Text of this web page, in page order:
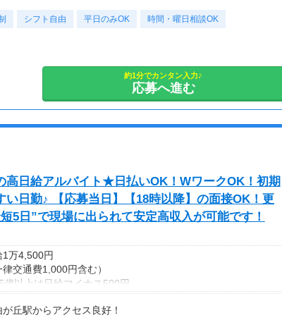
以上は日給マイナス1,190円
歳～69歳迄では他の年代と同じ現場でも
面・体力面の考慮により比較的低負荷の業務、
以降では低負荷業務や季節により
34万800円可能
給1万7,040円×月20日勤務）
々な働き方が可能＞
した収入が見込めます！
シフト自由 平日のみOK 時間・曜日相談OK
約1分でカンタン入力♪
応募へ進む
高日給アルバイト★日払いOK！WワークOK！初期
日勤♪ 【応募当日】【18時以降】の面接OK！更
5日”で現場に出られて安定高収入が可能です！
1万4,500円
律交通費1,000円含む）
以上は日給マイナス500円
以上は日給マイナス2,00円
が丘駅からアクセス良好！